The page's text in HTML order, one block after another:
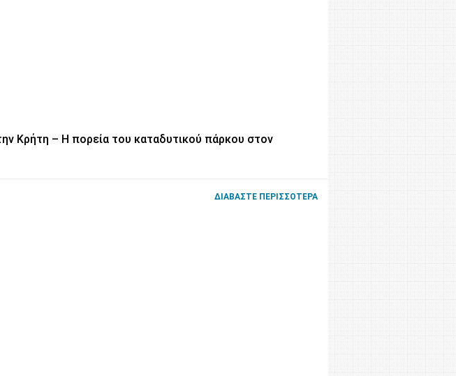
Κρήτη – Η πορεία του καταδυτικού πάρκου στον
ΔΙΑΒΆΣΤΕ ΠΕΡΙΣΣΌΤΕΡΑ